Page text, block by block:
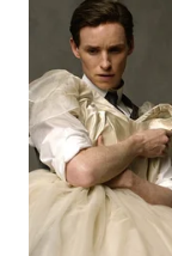
WN
KALTARA
WN
KALSEL
WN
KALTIM